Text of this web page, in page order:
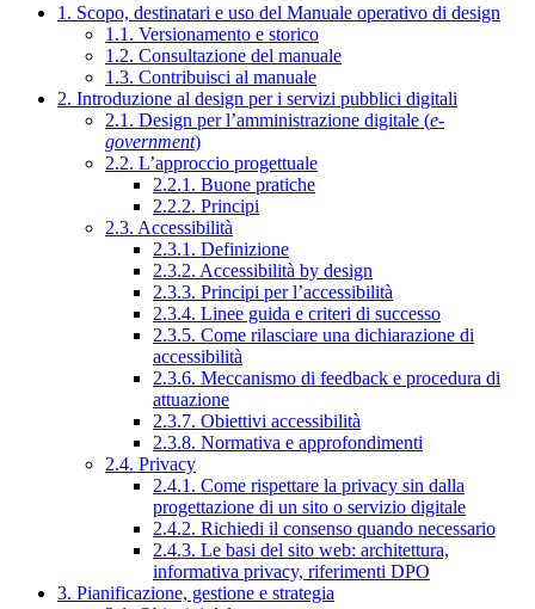
1. Scopo, destinatari e uso del Manuale operativo di design
1.1. Versionamento e storico
1.2. Consultazione del manuale
1.3. Contribuisci al manuale
2. Introduzione al design per i servizi pubblici digitali
2.1. Design per l’amministrazione digitale (e-
government)
2.2. L’approccio progettuale
2.2.1. Buone pratiche
2.2.2. Principi
2.3. Accessibilità
2.3.1. Definizione
2.3.2. Accessibilità by design
2.3.3. Principi per l’accessibilità
2.3.4. Linee guida e criteri di successo
2.3.5. Come rilasciare una dichiarazione di
accessibilità
2.3.6. Meccanismo di feedback e procedura di
attuazione
2.3.7. Obiettivi accessibilità
2.3.8. Normativa e approfondimenti
2.4. Privacy
2.4.1. Come rispettare la privacy sin dalla
progettazione di un sito o servizio digitale
2.4.2. Richiedi il consenso quando necessario
2.4.3. Le basi del sito web: architettura,
informativa privacy, riferimenti DPO
3. Pianificazione, gestione e strategia